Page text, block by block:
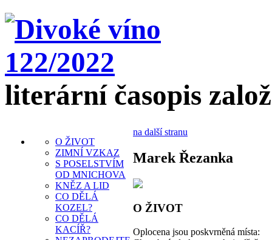
literární časopis
O ŽIVOT
ZIMNÍ VZKAZ
S POSELSTVÍM
OD MNICHOVA
KNĚZ A LID
CO DĚLÁ
KOZEL?
CO DĚLÁ
KACÍŘ?
na další stranu
Marek Řezanka
O ŽIVOT
Oplocena jsou poskvrněná místa: